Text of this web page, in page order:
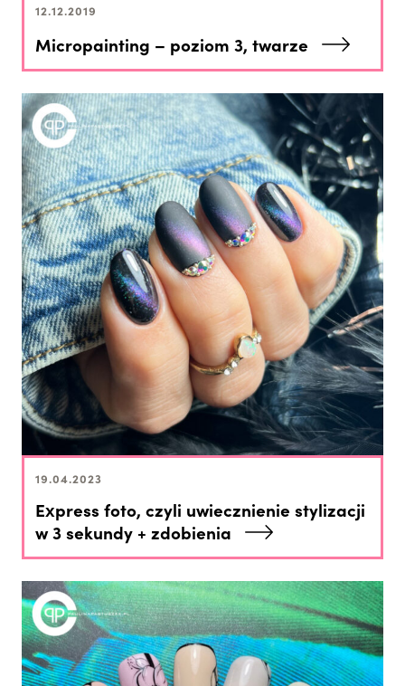
12.12.2019
Micropainting – poziom 3, twarze
19.04.2023
Express foto, czyli uwiecznienie stylizacji
w 3 sekundy + zdobienia